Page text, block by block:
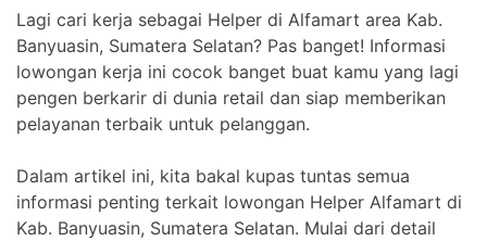
Lagi cari kerja sebagai Helper di Alfamart area Kab.
Banyuasin, Sumatera Selatan? Pas banget! Informasi
lowongan kerja ini cocok banget buat kamu yang lagi
pengen berkarir di dunia retail dan siap memberikan
pelayanan terbaik untuk pelanggan.
Dalam artikel ini, kita bakal kupas tuntas semua
informasi penting terkait lowongan Helper Alfamart di
Kab. Banyuasin, Sumatera Selatan. Mulai dari detail